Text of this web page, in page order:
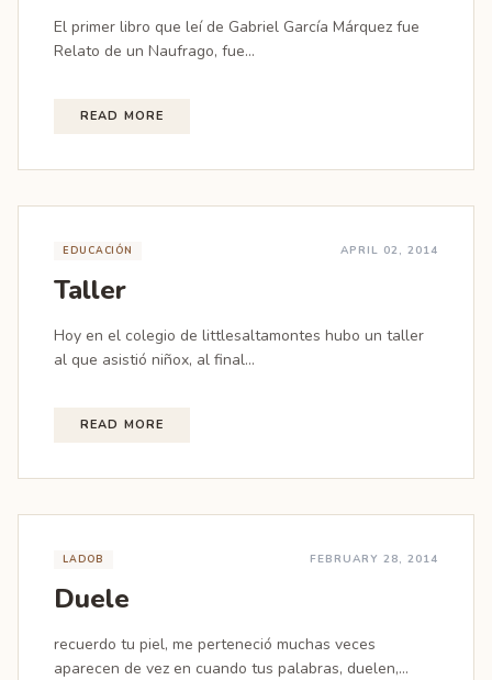
El primer libro que leí de Gabriel García Márquez fue
Relato de un Naufrago, fue...
READ MORE
EDUCACIÓN APRIL 02, 2014
Taller
Hoy en el colegio de littlesaltamontes hubo un taller
al que asistió niñox, al final...
READ MORE
LADOB FEBRUARY 28, 2014
Duele
recuerdo tu piel, me perteneció muchas veces
aparecen de vez en cuando tus palabras, duelen,...